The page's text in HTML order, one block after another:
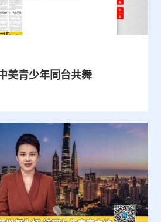
美青少年同台共舞